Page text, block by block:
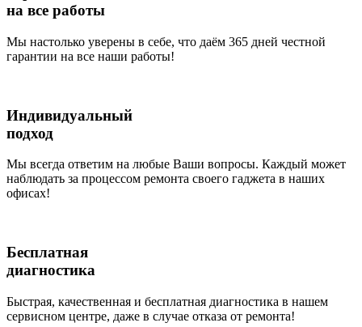
на все работы
Мы настолько уверены в себе, что даём 365 дней честной
гарантии на все наши работы!
Индивидуальный
подход
Мы всегда ответим на любые Ваши вопросы. Каждый может
наблюдать за процессом ремонта своего гаджета в наших
офисах!
Бесплатная
диагностика
Быстрая, качественная и бесплатная диагностика в нашем
сервисном центре, даже в случае отказа от ремонта!